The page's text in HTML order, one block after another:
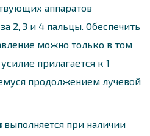
аппаратов
2, 3 и 4 пальцы. Обеспечить
можно только в том
прилагается к 1
продолжением лучевой
выполняется при наличии